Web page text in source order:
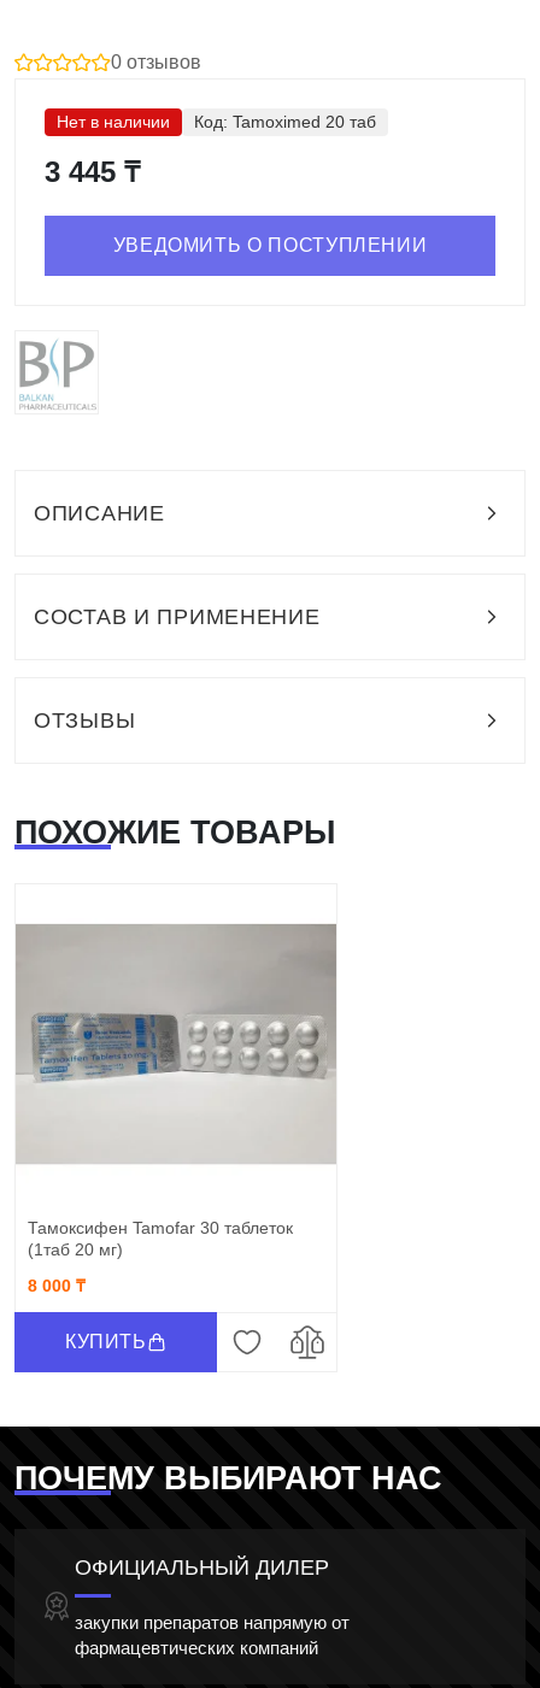
0 отзывов
Нет в наличии Код: Tamoximed 20 таб
3 445 ₸
УВЕДОМИТЬ О ПОСТУПЛЕНИИ
ОПИСАНИЕ
СОСТАВ И ПРИМЕНЕНИЕ
ОТЗЫВЫ
ПОХОЖИЕ ТОВАРЫ
Тамоксифен Tamofar 30 таблеток
(1таб 20 мг)
8 000 ₸
КУПИТЬ
ПОЧЕМУ ВЫБИРАЮТ НАС
ОФИЦИАЛЬНЫЙ ДИЛЕР
закупки препаратов напрямую от
фармацевтических компаний